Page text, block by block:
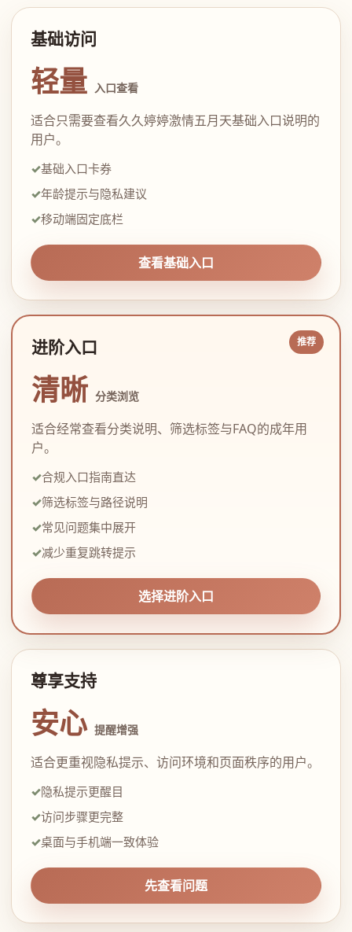
基础访问
轻量 入口查看
适合只需要查看久久婷婷激情五月天基础入口说明的
用户。
基础入口卡券
年龄提示与隐私建议
移动端固定底栏
查看基础入口
进阶入口
清晰 分类浏览
适合经常查看分类说明、筛选标签与FAQ的成年用
户。
合规入口指南直达
筛选标签与路径说明
常见问题集中展开
减少重复跳转提示
选择进阶入口
尊享支持
安心 提醒增强
适合更重视隐私提示、访问环境和页面秩序的用户。
隐私提示更醒目
访问步骤更完整
桌面与手机端一致体验
先查看问题